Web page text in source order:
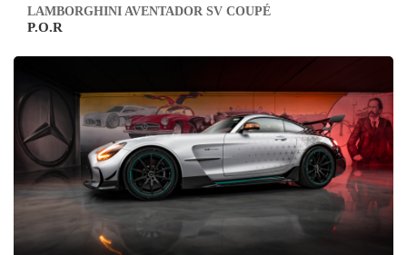
LAMBORGHINI AVENTADOR SV COUPÉ
P.O.R